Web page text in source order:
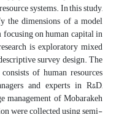
systems. In this study,
the dimensions of a model
on human capital in
is exploratory mixed
survey design. The
of human resources
and experts in R&D,
management of Mobarakeh